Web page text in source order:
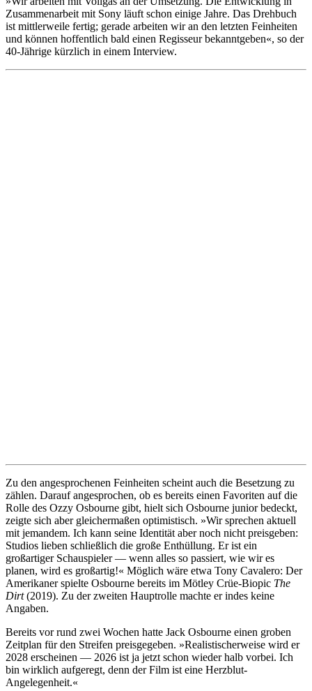
Zusammenarbeit mit Sony läuft schon einige Jahre. Das Drehbuch
ist mittlerweile fertig; gerade arbeiten wir an den letzten Feinheiten
und können hoffentlich bald einen Regisseur bekanntgeben«, so der
40-Jährige kürzlich in einem Interview.
Zu den angesprochenen Feinheiten scheint auch die Besetzung zu
zählen. Darauf angesprochen, ob es bereits einen Favoriten auf die
Rolle des Ozzy Osbourne gibt, hielt sich Osbourne junior bedeckt,
zeigte sich aber gleichermaßen optimistisch. »Wir sprechen aktuell
mit jemandem. Ich kann seine Identität aber noch nicht preisgeben:
Studios lieben schließlich die große Enthüllung. Er ist ein
großartiger Schauspieler — wenn alles so passiert, wie wir es
planen, wird es großartig!« Möglich wäre etwa Tony Cavalero: Der
Amerikaner spielte Osbourne bereits im Mötley Crüe-Biopic The
Dirt(2019). Zu der zweiten Hauptrolle machte er indes keine
Angaben.
Bereits vor rund zwei Wochen hatte Jack Osbourne einen groben
Zeitplan für den Streifen preisgegeben. »Realistischerweise wird er
2028 erscheinen — 2026 ist ja jetzt schon wieder halb vorbei. Ich
bin wirklich aufgeregt, denn der Film ist eine Herzblut-
Angelegenheit.«